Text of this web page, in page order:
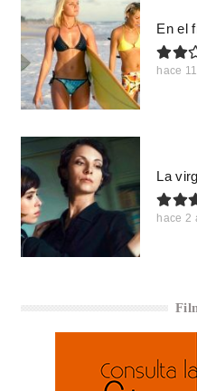
En el
hace
La
hace 2